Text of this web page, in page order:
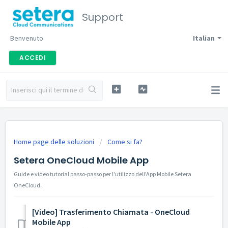
Support
Italian
Benvenuto
ACCEDI
Home page delle soluzioni Come si fa?
Setera OneCloud Mobile App
Guide e video tutorial passo-passo per l'utilizzo dell'App Mobile Setera
OneCloud.
[Video] Trasferimento Chiamata - OneCloud
Mobile App